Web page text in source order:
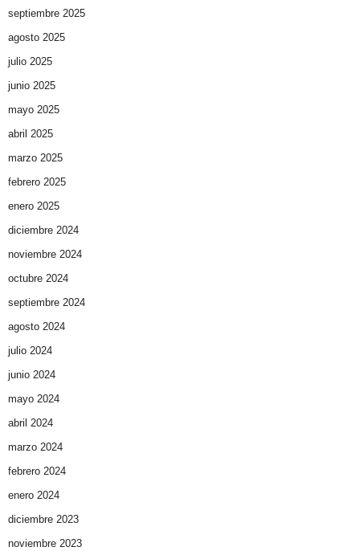
septiembre 2025
agosto 2025
julio 2025
junio 2025
mayo 2025
abril 2025
marzo 2025
febrero 2025
enero 2025
diciembre 2024
noviembre 2024
octubre 2024
septiembre 2024
agosto 2024
julio 2024
junio 2024
mayo 2024
abril 2024
marzo 2024
febrero 2024
enero 2024
diciembre 2023
noviembre 2023